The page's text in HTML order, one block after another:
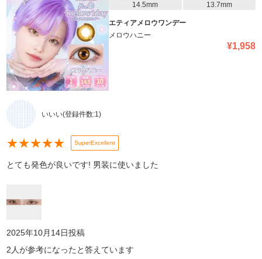
14.5mm
13.7mm
エティアメロウワンデー
メロウハニー
¥1,958
いいい(登録件数:1)
★★★★★ SuperExcellent
とても発色が良いです! 男装に使いました
2025年10月14日投稿
2 人が参考になったと答えています